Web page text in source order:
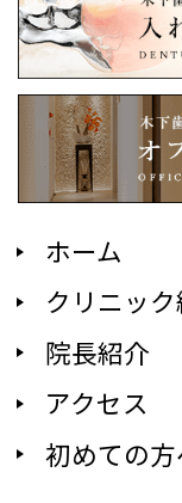
ホーム
クリニッ
院長紹介
アクセス
初めての方